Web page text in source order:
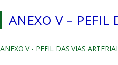
ANEXO V – PEFIL
ANEXO V - PEFIL DAS VIAS